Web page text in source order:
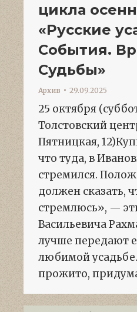
цикла
«Русские
События.
Судьбы»
Архив 29.09.2025
25 октября
Толстовский
Пятницкая,
что туда, в
стремился.
должен сказать,
стремлюсь», —
Васильевича
лучше передают
любимой
прожито,